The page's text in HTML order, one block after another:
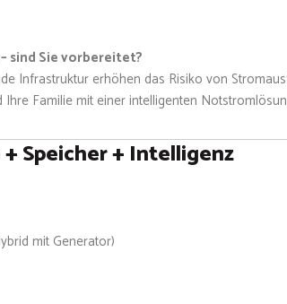
sind Sie vorbereitet?
Infrastruktur erhöhen das Risiko von
Familie mit einer intelligenten
Speicher + Intelligenz
mit Generator)